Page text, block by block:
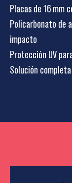
Placas de 16 mm
Policarbonato de
impacto
Protección UV
Solución